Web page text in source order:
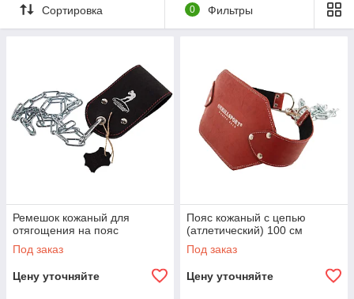
Сортировка 0 Фильтры
Ремешок кожаный для
отягощения на пояс
Под заказ
Цену уточняйте
Пояс кожаный с цепью
(атлетический) 100 см
Под заказ
Цену уточняйте